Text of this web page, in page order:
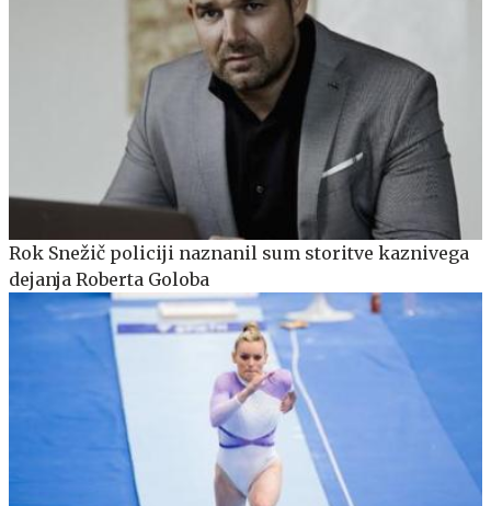
Rok Snežič policiji naznanil sum storitve kaznivega
dejanja Roberta Goloba